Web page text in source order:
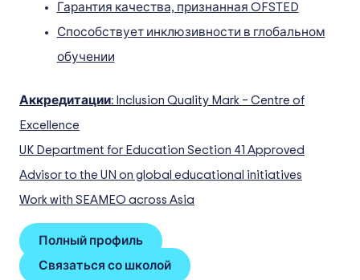
Гарантия качества, признанная OFSTED
Способствует инклюзивности в глобальном
обучении
Аккредитации: Inclusion Quality Mark – Centre of
Excellence
UK Department for Education Section 41 Approved
Advisor to the UN on global educational initiatives
Work with SEAMEO across Asia
Полный профиль
Связаться со школой